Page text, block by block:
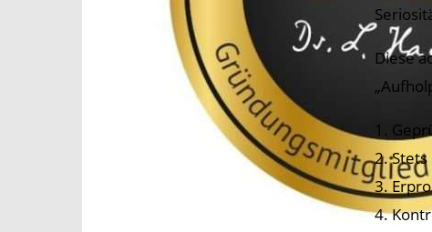
Diese
1.
2.
3.
4.